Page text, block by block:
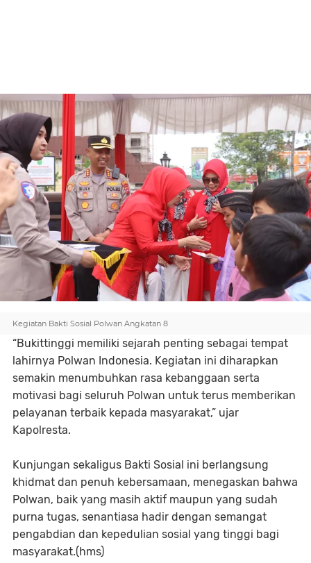
Kegiatan Bakti Sosial Polwan Angkatan 8
“Bukittinggi memiliki sejarah penting sebagai tempat
lahirnya Polwan Indonesia. Kegiatan ini diharapkan
semakin menumbuhkan rasa kebanggaan serta
motivasi bagi seluruh Polwan untuk terus memberikan
pelayanan terbaik kepada masyarakat,” ujar
Kapolresta.
Kunjungan sekaligus Bakti Sosial ini berlangsung
khidmat dan penuh kebersamaan, menegaskan bahwa
Polwan, baik yang masih aktif maupun yang sudah
purna tugas, senantiasa hadir dengan semangat
pengabdian dan kepedulian sosial yang tinggi bagi
masyarakat.(hms)